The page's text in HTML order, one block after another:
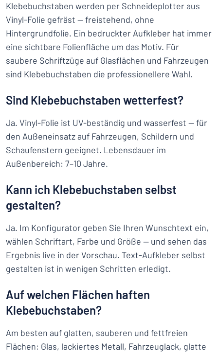
Klebebuchstaben werden per Schneideplotter aus
Vinyl-Folie gefräst — freistehend, ohne
Hintergrundfolie. Ein bedruckter Aufkleber hat immer
eine sichtbare Folienfläche um das Motiv. Für
saubere Schriftzüge auf Glasflächen und Fahrzeugen
sind Klebebuchstaben die professionellere Wahl.
Sind Klebebuchstaben wetterfest?
Ja. Vinyl-Folie ist UV-beständig und wasserfest — für
den Außeneinsatz auf Fahrzeugen, Schildern und
Schaufenstern geeignet. Lebensdauer im
Außenbereich: 7–10 Jahre.
Kann ich Klebebuchstaben selbst
gestalten?
Ja. Im Konfigurator geben Sie Ihren Wunschtext ein,
wählen Schriftart, Farbe und Größe — und sehen das
Ergebnis live in der Vorschau. Text-Aufkleber selbst
gestalten ist in wenigen Schritten erledigt.
Auf welchen Flächen haften
Klebebuchstaben?
Am besten auf glatten, sauberen und fettfreien
Flächen: Glas, lackiertes Metall, Fahrzeuglack, glatte